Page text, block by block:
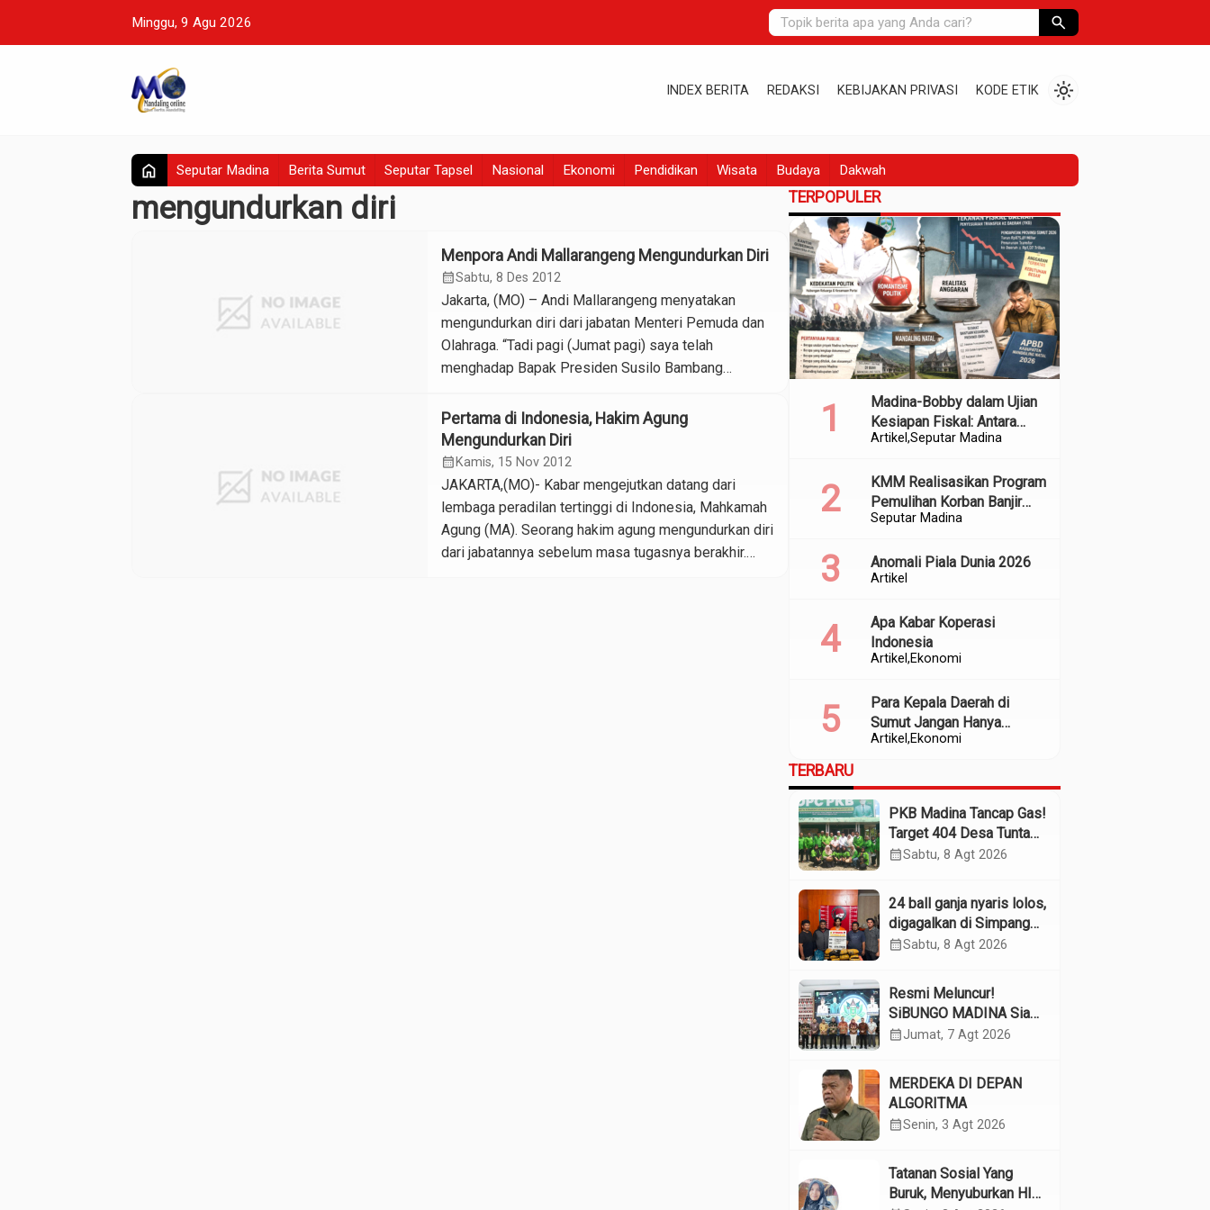
Minggu, 9 Agu 2026 search
INDEX BERITA REDAKSI KEBIJAKAN PRIVASI KODE ETIK light_mode
home Seputar Madina Berita Sumut Seputar Tapsel Nasional Ekonomi Pendidikan Wisata Budaya Dakwah
mengundurkan diri
Menpora Andi Mallarangeng Mengundurkan Diri
calendar_monthSabtu, 8 Des 2012
Jakarta, (MO) – Andi Mallarangeng menyatakan
mengundurkan diri dari jabatan Menteri Pemuda dan
Olahraga. “Tadi pagi (Jumat pagi) saya telah
menghadap Bapak Presiden Susilo Bambang
saya sebagai Menpora yang berlaku hari ini (Jumat),”
kata Andi saat jumpa pers di Kementerian Pemuda
dan Olahraga, Jakarta. Menteri Pemuda dan Olahraga
Andi […]
Pertama di Indonesia, Hakim Agung
Mengundurkan Diri
calendar_month Kamis, 15 Nov 2012
JAKARTA,(MO)- Kabar mengejutkan datang dari
lembaga peradilan tertinggi di Indonesia, Mahkamah
Agung (MA). Seorang hakim agung mengundurkan diri
dari jabatannya sebelum masa tugasnya berakhir.
TERPOPULER
Artikel Seputar Madina
Madina-Bobby dalam Ujian
Kesiapan Fiskal: Antara
Kedekatan Politik dan
Seputar Madina
KMM Realisasikan Program
Pemulihan Korban Banjir
dan Longsor di Kabupaten
Artikel
Anomali Piala Dunia 2026
Artikel Ekonomi
Apa Kabar Koperasi
Indonesia
Artikel Ekonomi
Para Kepala Daerah di
Sumut Jangan Hanya
Meratapi Minimnya Transfer
TERBARU
PKB Madina Tancap Gas!
Target 404 Desa Tuntas
Desember, “Pengurus
calendar_monthSabtu, 8 Agt 2026
24 ball ganja nyaris lolos,
digagalkan di Simpang
Empat Panyabungan
calendar_monthSabtu, 8 Agt 2026
Resmi Meluncur!
SiBUNGO MADINA Siap
Optimalkan Pendapatan
calendar_monthJumat, 7 Agt 2026
MERDEKA DI DEPAN
ALGORITMA
calendar_monthSenin, 3 Agt 2026
Tatanan Sosial Yang
Buruk, Menyuburkan HIV